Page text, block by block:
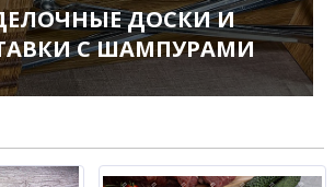
ДОСКИ И
С ШАМПУРАМИ